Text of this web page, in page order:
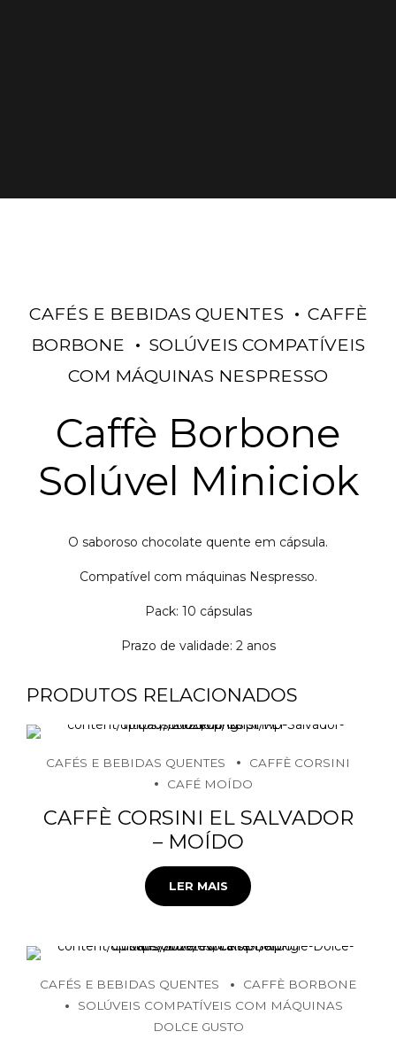
CAFÉS E BEBIDAS QUENTES
CAFFÈ
BORBONE
SOLÚVEIS COMPATÍVEIS
COM MÁQUINAS NESPRESSO
Caffè Borbone
Solúvel Miniciok
O saboroso chocolate quente em cápsula.
Compatível com máquinas Nespresso.
Pack: 10 cápsulas
Prazo de validade: 2 anos
PRODUTOS RELACIONADOS
CAFÉS E BEBIDAS QUENTES
CAFFÈ CORSINI
CAFÉ MOÍDO
CAFFÈ CORSINI EL SALVADOR
– MOÍDO
LER MAIS
CAFÉS E BEBIDAS QUENTES
CAFFÈ BORBONE
SOLÚVEIS COMPATÍVEIS COM MÁQUINAS
DOLCE GUSTO